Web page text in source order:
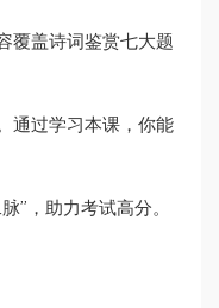
覆盖诗词鉴赏七大题
通过学习本课，你能
”，助力考试高分。